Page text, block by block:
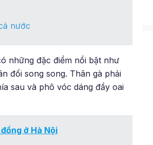
nước
những đặc điểm nổi bật như
đối song song. Thân gà phải
sau và phô vóc dáng đầy oai
ở Hà Nội